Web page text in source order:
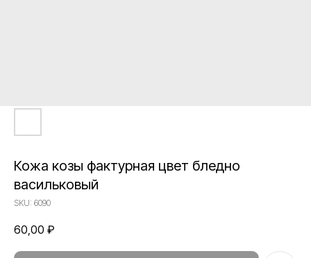
Кожа козы фактурная цвет бледно
васильковый
SKU: 6090
60,00 ₽